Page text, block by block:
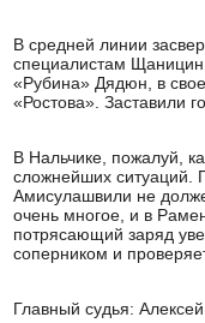
В средней линии
специалистам
«Рубина» Дядюн, в
«Ростова». Заставили
В Нальчике, пожалуй,
сложнейших ситуаций.
Амисулашвили не
очень многое, и в
потрясающий заряд
соперником и
Главный судья: